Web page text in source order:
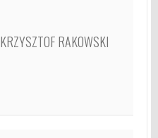
KRZYSZTOF RAKOWSKI